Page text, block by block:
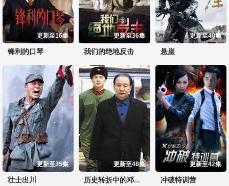
更新至16集
锋利的口琴
更新至36集
我们的绝地反击
更新至40集
悬崖
更新至35集
壮士出川
更新至48集
历史转折中的邓小平
更新至42集
冲破特训营